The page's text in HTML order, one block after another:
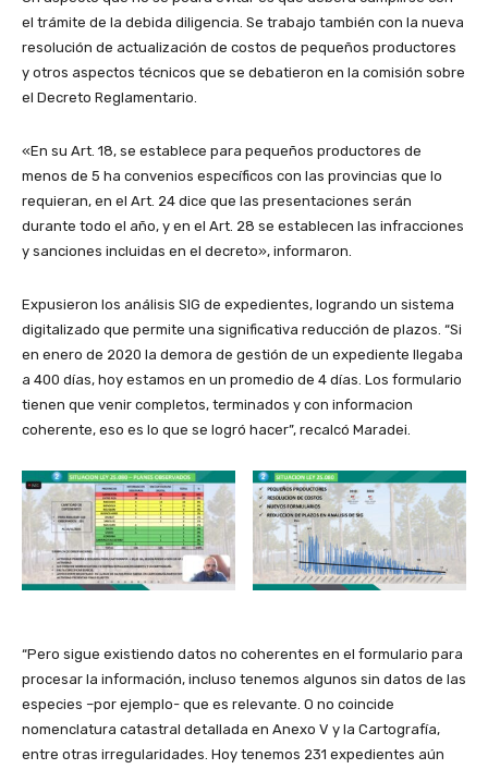
el trámite de la debida diligencia. Se trabajo también con la nueva
resolución de actualización de costos de pequeños productores
y otros aspectos técnicos que se debatieron en la comisión sobre
el Decreto Reglamentario.
«En su Art. 18, se establece para pequeños productores de
menos de 5 ha convenios específicos con las provincias que lo
requieran, en el Art. 24 dice que las presentaciones serán
durante todo el año, y en el Art. 28 se establecen las infracciones
y sanciones incluidas en el decreto», informaron.
Expusieron los análisis SIG de expedientes, logrando un sistema
digitalizado que permite una significativa reducción de plazos. “Si
en enero de 2020 la demora de gestión de un expediente llegaba
a 400 días, hoy estamos en un promedio de 4 días. Los formulario
tienen que venir completos, terminados y con informacion
coherente, eso es lo que se logró hacer”, recalcó Maradei.
“Pero sigue existiendo datos no coherentes en el formulario para
procesar la información, incluso tenemos algunos sin datos de las
especies –por ejemplo- que es relevante. O no coincide
nomenclatura catastral detallada en Anexo V y la Cartografía,
entre otras irregularidades. Hoy tenemos 231 expedientes aún